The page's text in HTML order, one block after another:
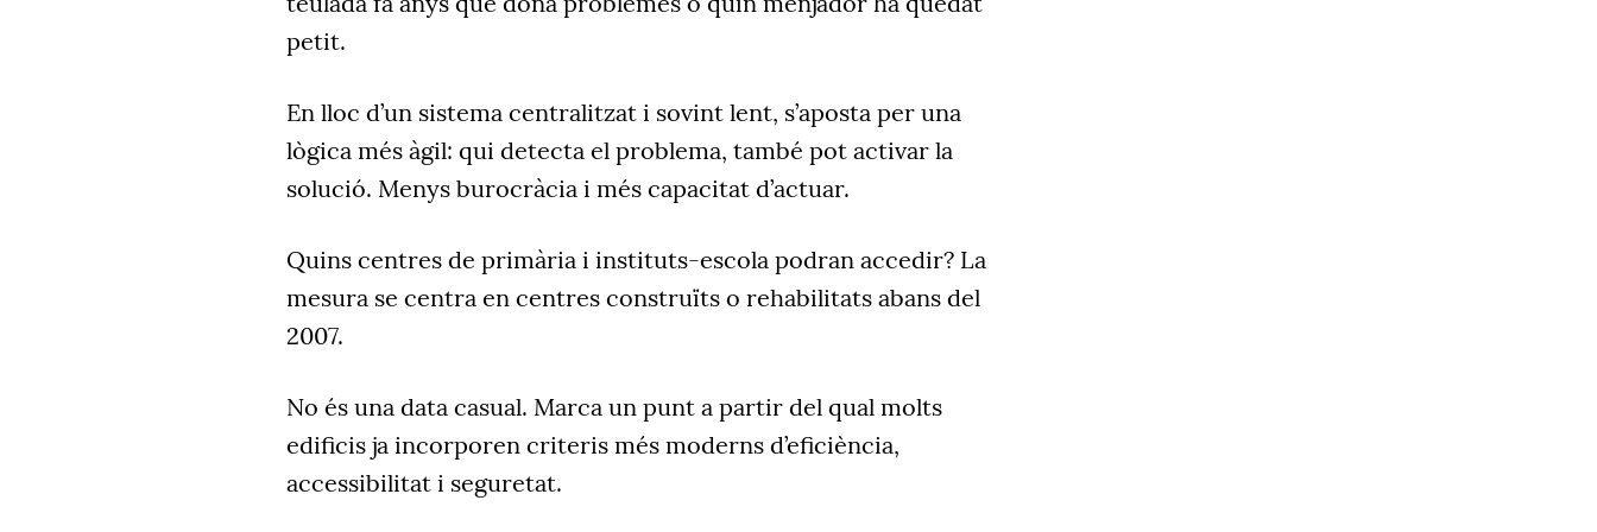
petit.
En lloc d’un sistema centralitzat i sovint lent, s’aposta per una
lògica més àgil: qui detecta el problema, també pot activar la
solució. Menys burocràcia i més capacitat d’actuar.
Quins centres de primària i instituts-escola podran accedir? La
mesura se centra en centres construïts o rehabilitats abans del
2007.
No és una data casual. Marca un punt a partir del qual molts
edificis ja incorporen criteris més moderns d’eficiència,
accessibilitat i seguretat.